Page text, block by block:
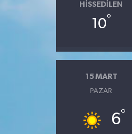
HISSEDILEN
10°
15 MART
PAZAR
6°